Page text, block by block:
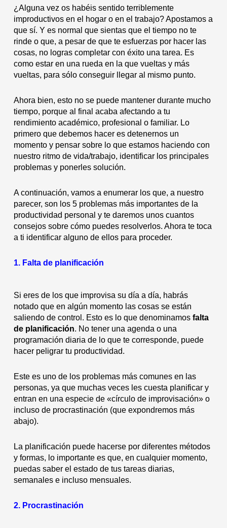
¿Alguna vez os habéis sentido terriblemente
improductivos en el hogar o en el trabajo? Apostamos a
que sí. Y es normal que sientas que el tiempo no te
rinde o que, a pesar de que te esfuerzas por hacer las
cosas, no logras completar con éxito una tarea. Es
como estar en una rueda en la que vueltas y más
vueltas, para sólo conseguir llegar al mismo punto.
Ahora bien, esto no se puede mantener durante mucho
tiempo, porque al final acaba afectando a tu
rendimiento académico, profesional o familiar. Lo
primero que debemos hacer es detenernos un
momento y pensar sobre lo que estamos haciendo con
nuestro ritmo de vida/trabajo, identificar los principales
problemas y ponerles solución.
A continuación, vamos a enumerar los que, a nuestro
parecer, son los 5 problemas más importantes de la
productividad personal y te daremos unos cuantos
consejos sobre cómo puedes resolverlos. Ahora te toca
a ti identificar alguno de ellos para proceder.
1. Falta de planificación
Si eres de los que improvisa su día a día, habrás
notado que en algún momento las cosas se están
saliendo de control. Esto es lo que denominamosfalta
de planificación. No tener una agenda o una
programación diaria de lo que te corresponde, puede
hacer peligrar tu productividad.
Este es uno de los problemas más comunes en las
personas, ya que muchas veces les cuesta planificar y
entran en una especie de «círculo de improvisación» o
incluso de procrastinación (que expondremos más
abajo).
La planificación puede hacerse por diferentes métodos
y formas, lo importante es que, en cualquier momento,
puedas saber el estado de tus tareas diarias,
semanales e incluso mensuales.
2. Procrastinación